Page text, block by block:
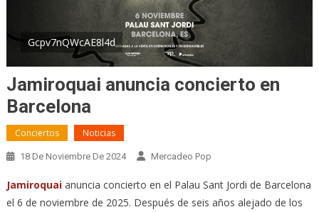
Gcpv7nQWcAE8l4d
Jamiroquai anuncia concierto en
Barcelona
Conciertos Noticias
18 De Noviembre De 2024 Mercadeo Pop
Jamiroquaianuncia concierto en el Palau Sant Jordi de Barcelona
el 6 de noviembre de 2025. Después de seis años alejado de los